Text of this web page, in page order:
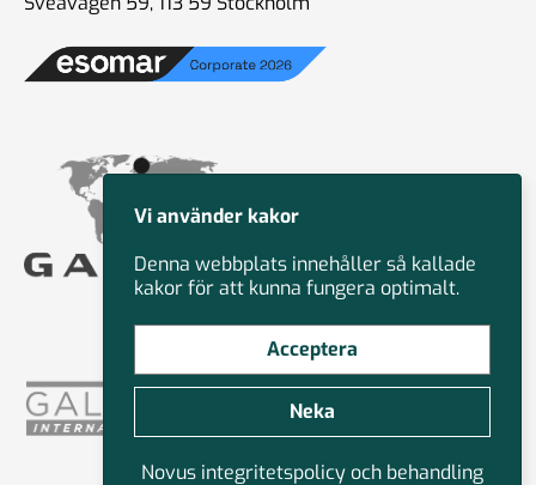
Vi använder kakor
Denna webbplats innehåller så kallade
kakor för att kunna fungera optimalt.
Acceptera
Neka
Novus integritetspolicy och behandling